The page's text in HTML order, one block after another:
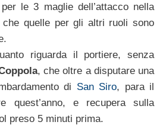
le 3 maglie dell’attacco nella
quelle per gli altri ruoli sono
riguarda il portiere, senza
, che oltre a disputare una
di San Siro, para il
quest’anno, e recupera sulla
preso 5 minuti prima.